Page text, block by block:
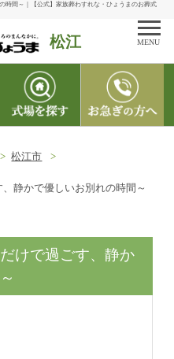
間～｜【公式】家族葬わすれな・ひょうまのお葬式
松江 MENU
松江市
静かで優しいお別れの時間～
けで過ごす、静か